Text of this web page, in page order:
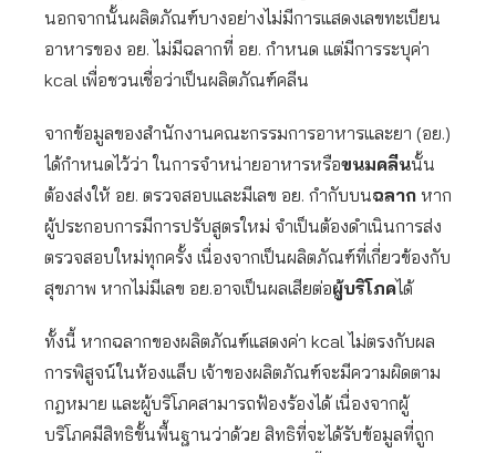
นอกจากนั้นผลิตภัณฑ์บางอย่างไม่มีการแสดงเลขทะเบียน
อาหารของ อย. ไม่มีฉลากที่ อย. กำหนด แต่มีการระบุค่า
kcal เพื่อชวนเชื่อว่าเป็นผลิตภัณฑ์คลีน
จากข้อมูลของสำนักงานคณะกรรมการอาหารและยา (อย.)
ได้กำหนดไว้ว่า ในการจำหน่ายอาหารหรือขนมคลีนนั้น
ต้องส่งให้ อย. ตรวจสอบและมีเลข อย. กำกับบนฉลาก หาก
ผู้ประกอบการมีการปรับสูตรใหม่ จำเป็นต้องดำเนินการส่ง
ตรวจสอบใหม่ทุกครั้ง เนื่องจากเป็นผลิตภัณฑ์ที่เกี่ยวข้องกับ
สุขภาพ หากไม่มีเลข อย.อาจเป็นผลเสียต่อผู้บริโภคได้
ทั้งนี้ หากฉลากของผลิตภัณฑ์แสดงค่า kcal ไม่ตรงกับผล
การพิสูจน์ในห้องแล็บ เจ้าของผลิตภัณฑ์จะมีความผิดตาม
กฎหมาย และผู้บริโภคสามารถฟ้องร้องได้ เนื่องจากผู้
บริโภคมีสิทธิขั้นพื้นฐานว่าด้วย สิทธิที่จะได้รับข้อมูลที่ถูก